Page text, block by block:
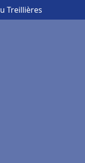
Treillières